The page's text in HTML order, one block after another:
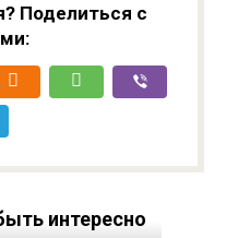
Поделиться с
интересно